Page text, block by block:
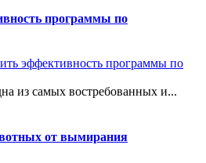
программы по
из самых востребованных и...
от вымирания